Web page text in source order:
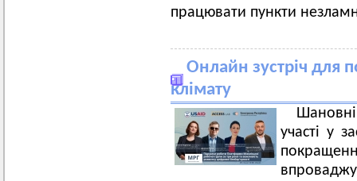
працювати пункти
Онлайн зустріч для
клімату
участі у